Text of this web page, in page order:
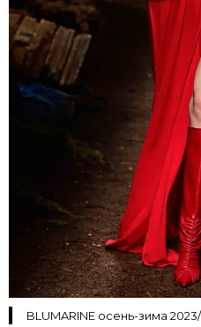
BLUMARINE осень-зима